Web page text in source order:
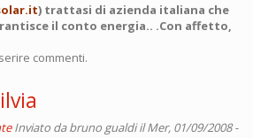
) trattasi di azienda italiana che
il conto energia.. .Con affetto,
commenti.
Inviato dabruno gualdiil Mer, 01/09/2008 -